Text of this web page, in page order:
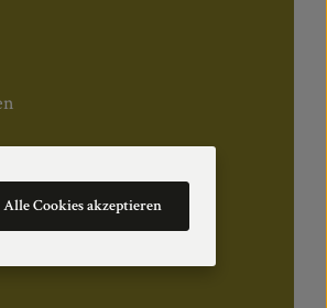
Alle Cookies akzeptieren